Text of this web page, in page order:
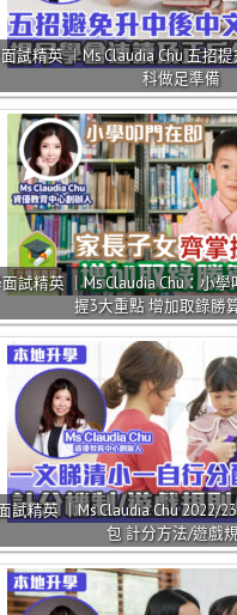
試精英 ｜Ms Claudia Chu 五招
科做足準備
試精英 ｜Ms Claudia Chu：小
握3大重點 增加取錄勝
試精英 ｜Ms Claudia Chu 2022/
包 計分方法/遊戲